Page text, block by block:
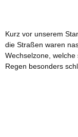
Kurz vor unserem
die Straßen waren
Wechselzone,
Regen besonders